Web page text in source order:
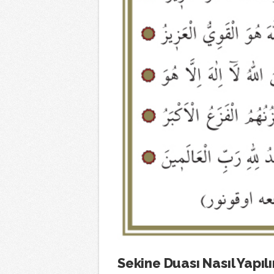
Sekine Duası Nasıl